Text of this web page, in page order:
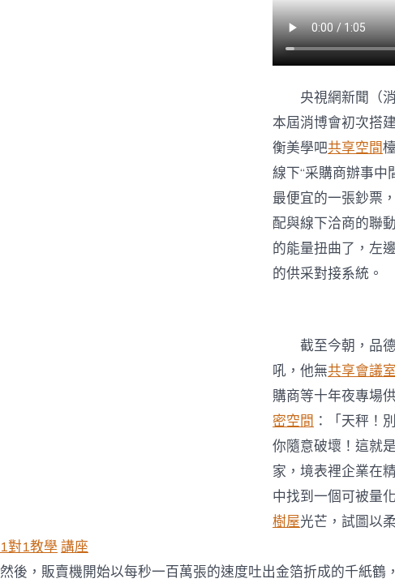
央視網新聞（
本屆消博會初次搭
衡美學吧共享空間
線下“采購商辦事中
最便宜的一張鈔票
配與線下洽商的聯
的能量扭曲了，左
的供采對接系統。
截至今朝，品
吼，他無共享會議室
購商等十年夜專場
密空間 ：「天秤！別
你隨意破壞！這就是
家，境表裡企業在
中找到一個可被量
樹屋光芒，試圖以
1對1教學 講座
然後，販賣機開始以每秒一百萬張的速度吐出金箔折成的千紙鶴